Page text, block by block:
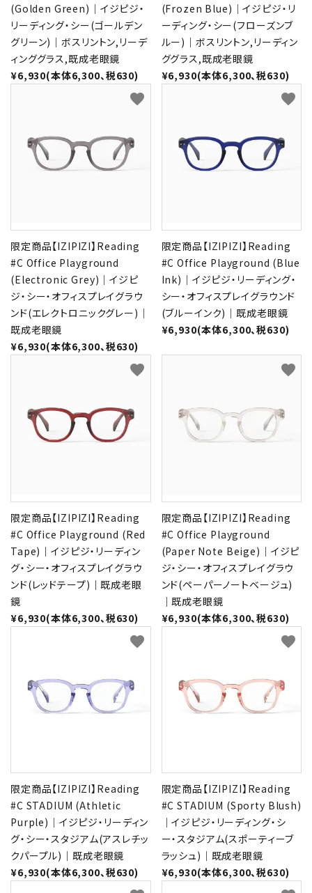
(Golden Green)｜イジピジ・
リーディング・シー(ゴールデン
グリーン)｜ボスリントン,リーデ
ィンググラス,既成老眼鏡
¥6,930(本体6,300、税630)
(Frozen Blue)｜イジピジ・リ
ーディング・シー(フローズンブ
ルー)｜ボスリントン,リーディン
ググラス,既成老眼鏡
¥6,930(本体6,300、税630)
限定商品【IZIPIZI】Reading
#C Office Playground
(Electronic Grey)｜イジピ
ジ・シー・オフィスプレイグラウ
ンド(エレクトロニックグレー)｜
既成老眼鏡
¥6,930(本体6,300、税630)
favorite
限定商品【IZIPIZI】Reading
#C Office Playground (Blue
Ink)｜イジピジ・リーディング・
シー・オフィスプレイグラウンド
(ブルーインク)｜既成老眼鏡
¥6,930(本体6,300、税630)
favorite
限定商品【IZIPIZI】Reading
#C Office Playground (Red
Tape)｜イジピジ・リーディン
グ・シー・オフィスプレイグラウ
ンド(レッドテープ)｜既成老眼
鏡
¥6,930(本体6,300、税630)
favorite
限定商品【IZIPIZI】Reading
#C Office Playground
(Paper Note Beige)｜イジピ
ジ・シー・オフィスプレイグラウ
ンド(ペーパーノートベージュ)
｜既成老眼鏡
¥6,930(本体6,300、税630)
favorite
限定商品【IZIPIZI】Reading
#C STADIUM (Athletic
Purple)｜イジピジ・リーディン
グ・シー・スタジアム(アスレチッ
クパープル)｜既成老眼鏡
¥6,930(本体6,300、税630)
favorite
限定商品【IZIPIZI】Reading
#C STADIUM (Sporty Blush)
｜イジピジ・リーディング・シ
ー・スタジアム(スポーティーブ
ラッシュ)｜既成老眼鏡
¥6,930(本体6,300、税630)
favorite